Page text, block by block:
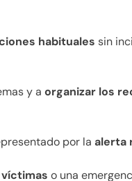
habituales sin
y a organizar los
por la alerta
o una